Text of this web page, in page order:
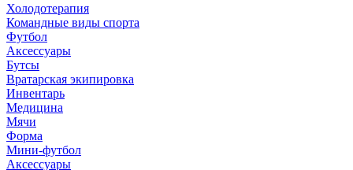
Холодотерапия
Командные виды спорта
Футбол
Аксессуары
Бутсы
Вратарская экипировка
Инвентарь
Медицина
Мячи
Форма
Мини-футбол
Аксессуары